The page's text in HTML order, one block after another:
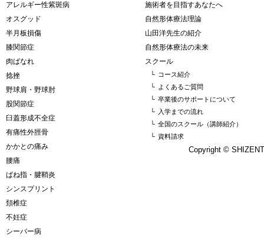
アレルギー性紫斑病
オスグッド
半月板損傷
膝関節症
肉ばなれ
捻挫
野球肩・野球肘
股関節症
臼蓋形成不全症
有痛性外脛骨
かかとの痛み
腰痛
ばね指・腱鞘炎
シンスプリント
頚椎症
不妊症
シーバー病
施術者を目指すあなたへ
自然形体療法理論
山田洋先生の紹介
自然形体療法の未来
スクール
└ コース紹介
└ よくあるご質問
└ 卒業後のサポートについて
└ 入学までの流れ
└ 全国のスクール（講師紹介）
└ 資料請求
Copyright ©